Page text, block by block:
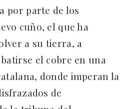
por parte de los
cuño, el que ha
a su tierra, a
el cobre en una
donde imperan la
de